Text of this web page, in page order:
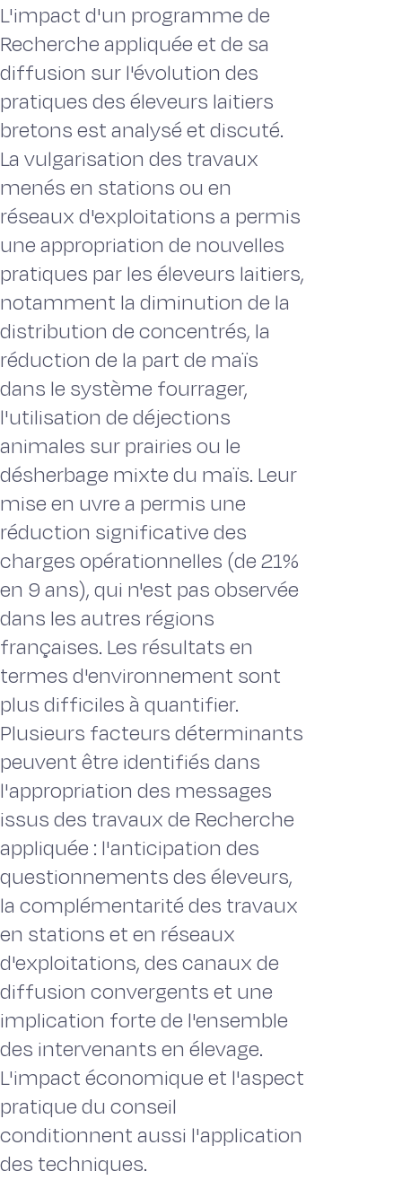
L'impact d'un programme de
Recherche appliquée et de sa
diffusion sur l'évolution des
pratiques des éleveurs laitiers
bretons est analysé et discuté.
La vulgarisation des travaux
menés en stations ou en
réseaux d'exploitations a permis
une appropriation de nouvelles
pratiques par les éleveurs laitiers,
notamment la diminution de la
distribution de concentrés, la
réduction de la part de maïs
dans le système fourrager,
l'utilisation de déjections
animales sur prairies ou le
désherbage mixte du maïs. Leur
mise en uvre a permis une
réduction significative des
charges opérationnelles (de 21%
en 9 ans), qui n'est pas observée
dans les autres régions
françaises. Les résultats en
termes d'environnement sont
plus difficiles à quantifier.
Plusieurs facteurs déterminants
peuvent être identifiés dans
l'appropriation des messages
issus des travaux de Recherche
appliquée : l'anticipation des
questionnements des éleveurs,
la complémentarité des travaux
en stations et en réseaux
d'exploitations, des canaux de
diffusion convergents et une
implication forte de l'ensemble
des intervenants en élevage.
L'impact économique et l'aspect
pratique du conseil
conditionnent aussi l'application
des techniques.